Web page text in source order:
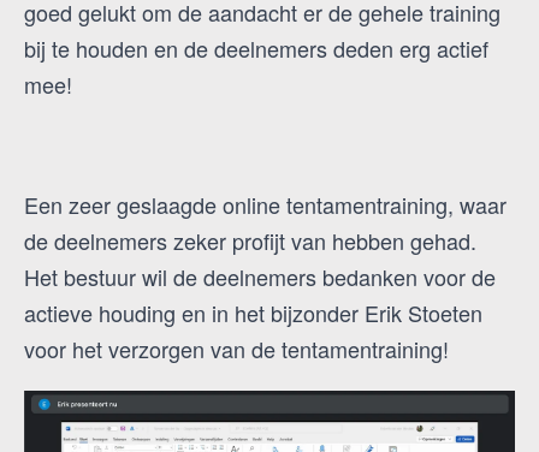
goed gelukt om de aandacht er de gehele training
bij te houden en de deelnemers deden erg actief
mee!
Een zeer geslaagde online tentamentraining, waar
de deelnemers zeker profijt van hebben gehad.
Het bestuur wil de deelnemers bedanken voor de
actieve houding en in het bijzonder Erik Stoeten
voor het verzorgen van de tentamentraining!